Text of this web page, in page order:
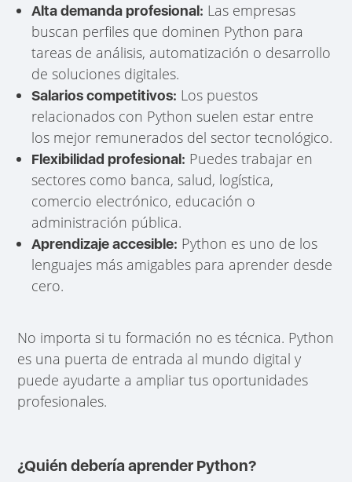
Alta demanda profesional: Las empresas
buscan perfiles que dominen Python para
tareas de análisis, automatización o desarrollo
de soluciones digitales.
Salarios competitivos: Los puestos
relacionados con Python suelen estar entre
los mejor remunerados del sector tecnológico.
Flexibilidad profesional: Puedes trabajar en
sectores como banca, salud, logística,
comercio electrónico, educación o
administración pública.
Aprendizaje accesible: Python es uno de los
lenguajes más amigables para aprender desde
cero.
No importa si tu formación no es técnica. Python
es una puerta de entrada al mundo digital y
puede ayudarte a ampliar tus oportunidades
profesionales.
¿Quién debería aprender Python?